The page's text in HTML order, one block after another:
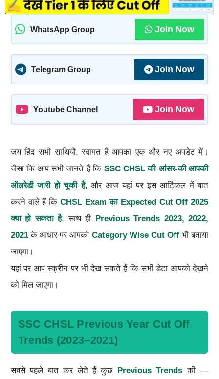
WhatsApp Group Join Now
Telegram Group Join Now
Youtube Channel Join Now
जय हिंद सभी साथियों, स्वागत है आपका एक और नए अपडेट में।
जैसा कि आप सभी जानते हैं कि SSC CHSL की आंसर-की आपकी
ऑलरेडी जारी हो चुकी है, और आज यहां पर इस आर्टिकल में बात
करने वाले हैं किCHSL Exam का Expected Cut Off 2025
क्या हो सकता है, साथ ही Previous Trends 2023, 2022,
2021के आधार पर आपको Category Wise Cut Offभी बताया
जाएगा।
यहां पर आप स्क्रीन पर भी देख सकते हैं कि सभी डेटा आपको देखने
को मिल जाएगा।
SSC CHSL Previous Year Cut Off
Trends (2023–2021)
सबसे पहले बात कर लेते हैं कुछ Previous Trends की —